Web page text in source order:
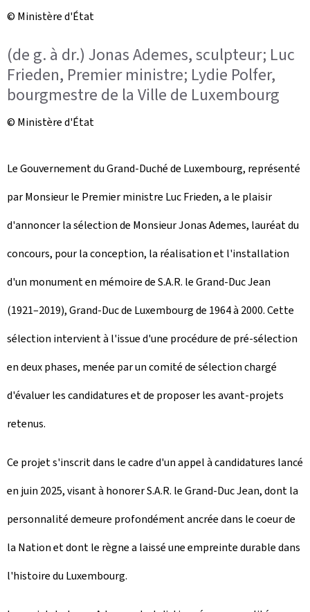
© Ministère d'État
(de g. à dr.) Jonas Ademes, sculpteur; Luc
Frieden, Premier ministre; Lydie Polfer,
bourgmestre de la Ville de Luxembourg
© Ministère d'État
Le Gouvernement du Grand-Duché de Luxembourg, représenté
par Monsieur le Premier ministre Luc Frieden, a le plaisir
d'annoncer la sélection de Monsieur Jonas Ademes, lauréat du
concours, pour la conception, la réalisation et l'installation
d'un monument en mémoire de S.A.R. le Grand-Duc Jean
(1921–2019), Grand-Duc de Luxembourg de 1964 à 2000. Cette
sélection intervient à l'issue d'une procédure de pré-sélection
en deux phases, menée par un comité de sélection chargé
d'évaluer les candidatures et de proposer les avant-projets
retenus.
Ce projet s'inscrit dans le cadre d'un appel à candidatures lancé
en juin 2025, visant à honorer S.A.R. le Grand-Duc Jean, dont la
personnalité demeure profondément ancrée dans le coeur de
la Nation et dont le règne a laissé une empreinte durable dans
l'histoire du Luxembourg.